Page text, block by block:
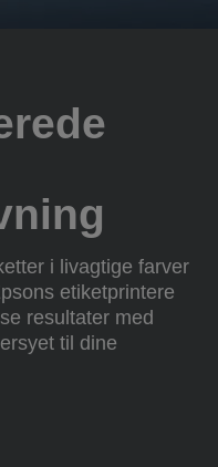
i livagtige farver
etiketprintere
resultater med
til dine